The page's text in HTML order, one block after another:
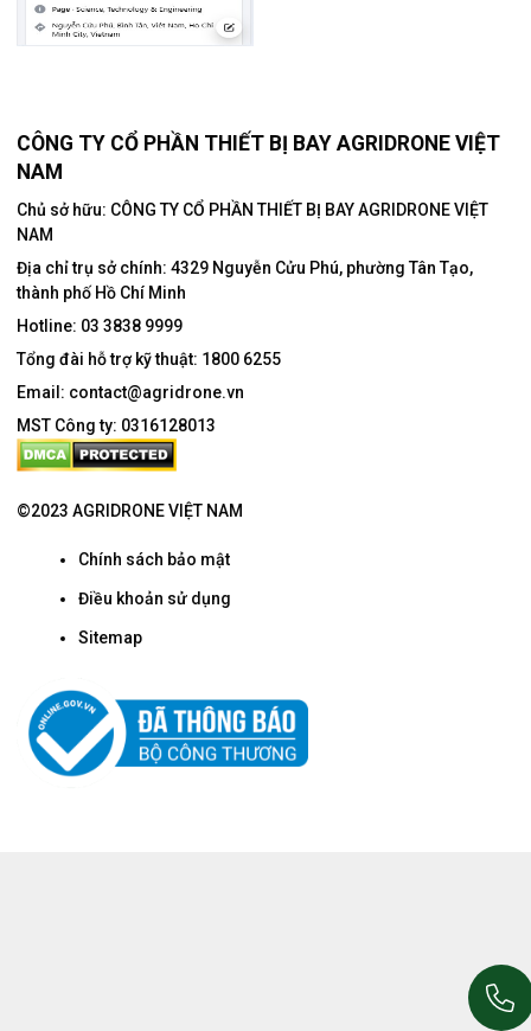
CÔNG TY CỔ PHẦN THIẾT BỊ BAY AGRIDRONE VIỆT
NAM
Chủ sở hữu: CÔNG TY CỔ PHẦN THIẾT BỊ BAY AGRIDRONE VIỆT
NAM
Địa chỉ trụ sở chính: 4329 Nguyễn Cửu Phú, phường Tân Tạo,
thành phố Hồ Chí Minh
Hotline: 03 3838 9999
Tổng đài hỗ trợ kỹ thuật: 1800 6255
Email: contact@agridrone.vn
MST Công ty: 0316128013
©2023 AGRIDRONE VIỆT NAM
Chính sách bảo mật
Điều khoản sử dụng
Sitemap